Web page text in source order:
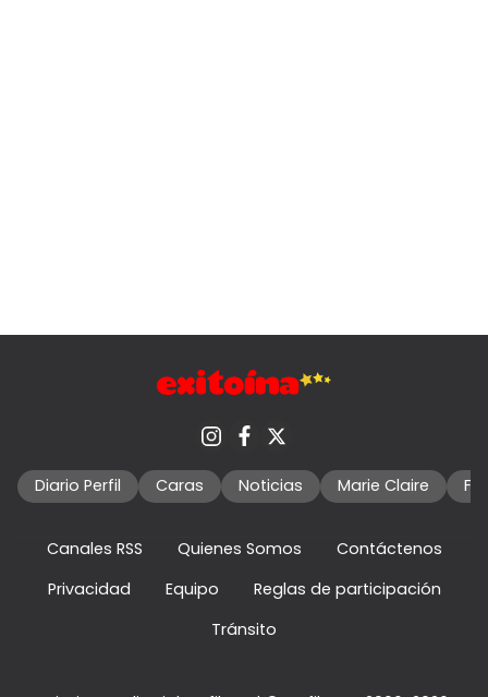
Diario Perfil Caras Noticias Marie Claire
Canales RSS Quienes Somos
Contáctenos
Privacidad
Equipo
Reglas de participación
Tránsito